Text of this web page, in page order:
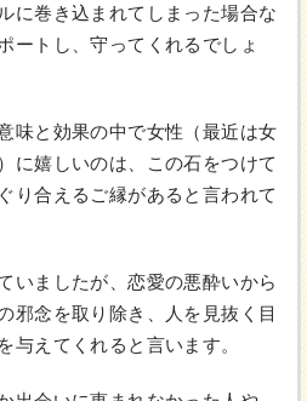
に巻き込まれてしまった場合な
ートし、守ってくれるでしょ
味と効果の中で女性（最近は女
に嬉しいのは、この石をつけて
り合えるご縁があると言われて
いましたが、恋愛の悪酔いから
邪念を取り除き、人を見抜く目
与えてくれると言います。